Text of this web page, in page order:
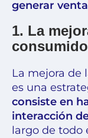
generar
1. La
La mejora de
es una
consiste en
interacción
largo de todo